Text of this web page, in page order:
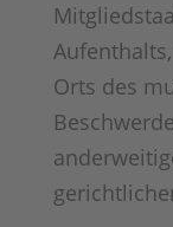
Orts des